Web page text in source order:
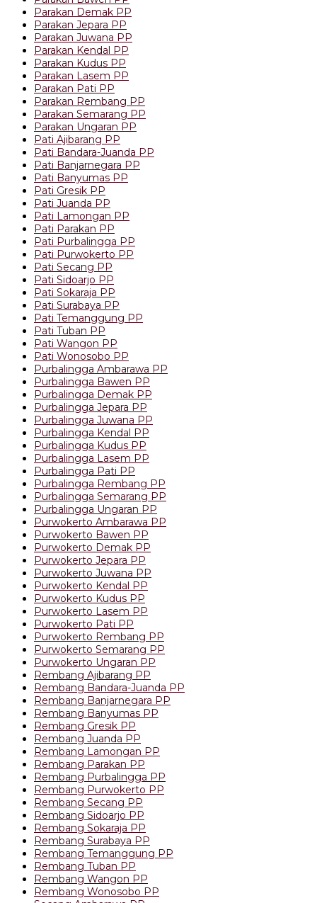
Parakan Demak PP
Parakan Jepara PP
Parakan Juwana PP
Parakan Kendal PP
Parakan Kudus PP
Parakan Lasem PP
Parakan Pati PP
Parakan Rembang PP
Parakan Semarang PP
Parakan Ungaran PP
Pati Ajibarang PP
Pati Bandara-Juanda PP
Pati Banjarnegara PP
Pati Banyumas PP
Pati Gresik PP
Pati Juanda PP
Pati Lamongan PP
Pati Parakan PP
Pati Purbalingga PP
Pati Purwokerto PP
Pati Secang PP
Pati Sidoarjo PP
Pati Sokaraja PP
Pati Surabaya PP
Pati Temanggung PP
Pati Tuban PP
Pati Wangon PP
Pati Wonosobo PP
Purbalingga Ambarawa PP
Purbalingga Bawen PP
Purbalingga Demak PP
Purbalingga Jepara PP
Purbalingga Juwana PP
Purbalingga Kendal PP
Purbalingga Kudus PP
Purbalingga Lasem PP
Purbalingga Pati PP
Purbalingga Rembang PP
Purbalingga Semarang PP
Purbalingga Ungaran PP
Purwokerto Ambarawa PP
Purwokerto Bawen PP
Purwokerto Demak PP
Purwokerto Jepara PP
Purwokerto Juwana PP
Purwokerto Kendal PP
Purwokerto Kudus PP
Purwokerto Lasem PP
Purwokerto Pati PP
Purwokerto Rembang PP
Purwokerto Semarang PP
Purwokerto Ungaran PP
Rembang Ajibarang PP
Rembang Bandara-Juanda PP
Rembang Banjarnegara PP
Rembang Banyumas PP
Rembang Gresik PP
Rembang Juanda PP
Rembang Lamongan PP
Rembang Parakan PP
Rembang Purbalingga PP
Rembang Purwokerto PP
Rembang Secang PP
Rembang Sidoarjo PP
Rembang Sokaraja PP
Rembang Surabaya PP
Rembang Temanggung PP
Rembang Tuban PP
Rembang Wangon PP
Rembang Wonosobo PP